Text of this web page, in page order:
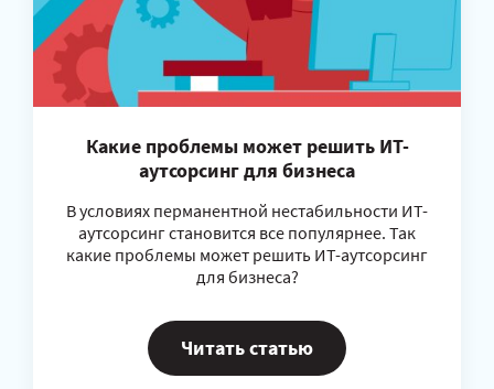
Какие проблемы может решить ИT-
аутсорсинг для бизнеса
В условиях перманентной нестабильности ИT-
аутсорсинг становится все популярнее. Так
какие проблемы может решить ИT-аутсорсинг
для бизнеса?
Читать статью